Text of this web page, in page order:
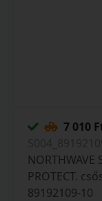
7 010
PROTECT.
89192109-10